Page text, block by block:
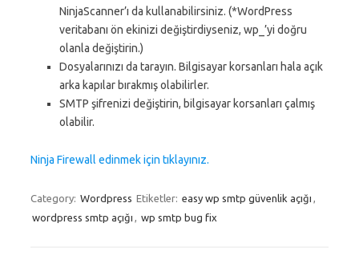
NinjaScanner’ı da kullanabilirsiniz. (*WordPress
veritabanı ön ekinizi değiştirdiyseniz, wp_’yi doğru
olanla değiştirin.)
Dosyalarınızı da tarayın. Bilgisayar korsanları hala açık
arka kapılar bırakmış olabilirler.
SMTP şifrenizi değiştirin, bilgisayar korsanları çalmış
olabilir.
Ninja Firewall edinmek için tıklayınız.
Category: Wordpress Etiketler: easy wp smtp güvenlik açığı ,
wordpress smtp açığı , wp smtp bug fix